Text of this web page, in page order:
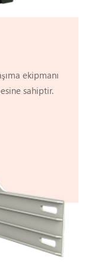
rahat
kullanın.
ekipmanı
sahiptir.
sizlere
değer
Avustralya,
akım ve
Pazar